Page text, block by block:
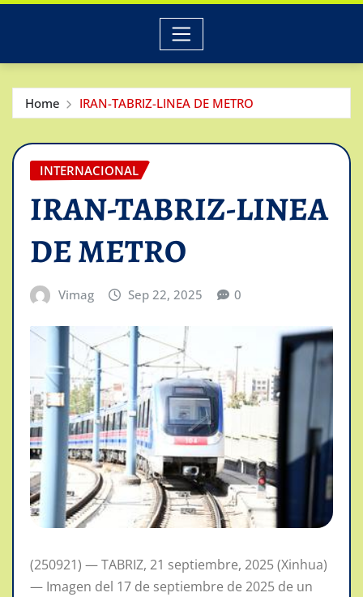
Home IRAN-TABRIZ-LINEA DE METRO
INTERNACIONAL
IRAN-TABRIZ-LINEA
DE METRO
Vimag Sep 22, 2025 0
(250921) — TABRIZ, 21 septiembre, 2025 (Xinhua)
— Imagen del 17 de septiembre de 2025 de un